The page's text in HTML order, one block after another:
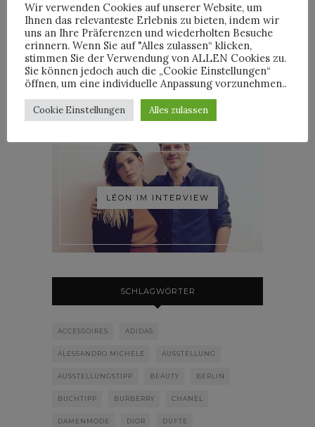
ROOSEVELT IM INTERVIEW
LÉON IM INTERVIEW
SCHLAGWÖRTER
ACCESSOIRES ADIDAS
ALESSANDRO MICHELE AUSSTELLUNG
AUSSTELLUNGSTIPP BEAUTY BERLIN
BUCHTIPP BURBERRY CHANEL
DAMENMODE DIOR DÜFTE
Wir verwenden Cookies auf unserer Website, um
Ihnen das relevanteste Erlebnis zu bieten, indem wir
uns an Ihre Präferenzen und wiederholten Besuche
erinnern. Wenn Sie auf "Alles zulassen“ klicken,
stimmen Sie der Verwendung von ALLEN Cookies zu.
Sie können jedoch auch die „Cookie Einstellungen“
öffnen, um eine individuelle Anpassung vorzunehmen..
Cookie Einstellungen Alles zulassen